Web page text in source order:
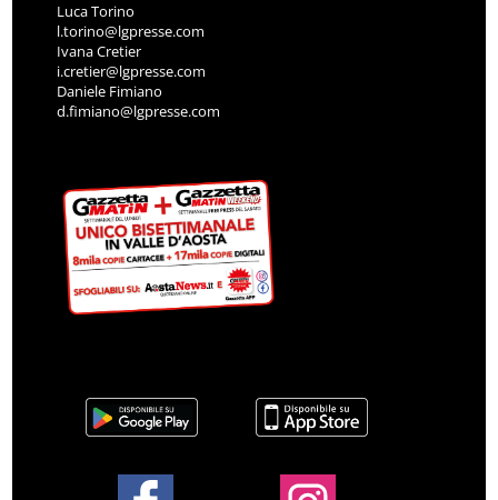
Luca Torino
l.torino@lgpresse.com
Ivana Cretier
i.cretier@lgpresse.com
Daniele Fimiano
d.fimiano@lgpresse.com